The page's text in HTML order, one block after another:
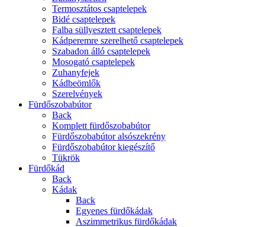
Termosztátos csaptelepek
Bidé csaptelepek
Falba süllyesztett csaptelepek
Kádperemre szerelhető csaptelepek
Szabadon álló csaptelepek
Mosogató csaptelepek
Zuhanyfejek
Kádbeömlők
Szerelvények
Fürdőszobabútor
Back
Komplett fürdőszobabútor
Fürdőszobabútor alsószekrény
Fürdőszobabútor kiegészítő
Tükrök
Fürdőkád
Back
Kádak
Back
Egyenes fürdőkádak
Aszimmetrikus fürdőkádak